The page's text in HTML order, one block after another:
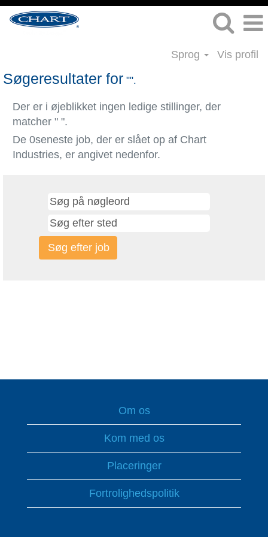
Sprog Vis profil
Søgeresultater for "".
Der er i øjeblikket ingen ledige stillinger, der
matcher " ".
De 0seneste job, der er slået op af Chart
Industries, er angivet nedenfor.
Om os
Kom med os
Placeringer
Fortrolighedspolitik